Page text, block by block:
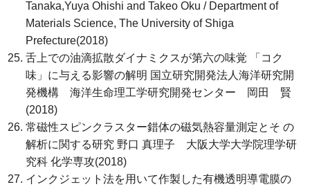
Tanaka,Yuya Ohishi and Takeo Oku / Department of
Materials Science, The University of Shiga
Prefecture(2018)
舌上での油滴拡散ダイナミクスが第六の味覚 「コク
味」に与える影響の解明 国立研究開発法人海洋研究開
発機構 海洋生命理工学研究開発センター 岡田 賢
(2018)
常磁性スピンクラスター錯体の磁気熱容量測定とそ の
解析に関する研究 野口 真理子 大阪大学大学院理学研
究科 化学専攻(2018)
インクジェット法を用いて作製した有機透明導電膜の